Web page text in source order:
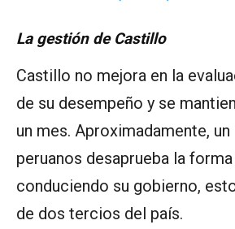
La gestión de Castillo
Castillo no mejora en la
de su desempeño y se
un mes. Aproximadamente, un
peruanos desaprueba la
conduciendo su gobierno,
de dos tercios del país.